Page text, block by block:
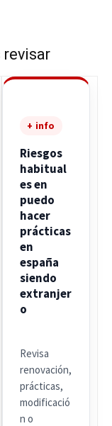
revisar
+ info
Riesgos
habitual
es en
puedo
hacer
prácticas
en
españa
siendo
extranjer
o
Revisa
renovación,
prácticas,
modificació
n o